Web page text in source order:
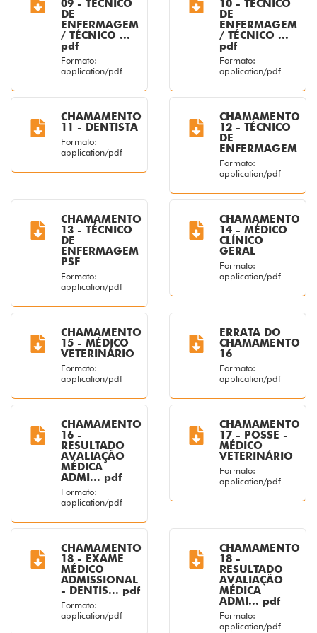
09 - TÉCNICO
DE
ENFERMAGEM
/ TÉCNICO ...
pdf
Formato:
application/pdf
10 - TÉCNICO
DE
ENFERMAGEM
/ TÉCNICO ...
pdf
Formato:
application/pdf
CHAMAMENTO
11 - DENTISTA
Formato:
application/pdf
CHAMAMENTO
12 - TÉCNICO
DE
ENFERMAGEM
Formato:
application/pdf
CHAMAMENTO
13 - TÉCNICO
DE
ENFERMAGEM
PSF
Formato:
application/pdf
CHAMAMENTO
14 - MÉDICO
CLÍNICO
GERAL
Formato:
application/pdf
CHAMAMENTO
15 - MÉDICO
VETERINÁRIO
Formato:
application/pdf
ERRATA DO
CHAMAMENTO
16
Formato:
application/pdf
CHAMAMENTO
16 -
RESULTADO
AVALIAÇÃO
MÉDICA
ADMI... pdf
Formato:
application/pdf
CHAMAMENTO
17 - POSSE -
MÉDICO
VETERINÁRIO
Formato:
application/pdf
CHAMAMENTO
18 - EXAME
MÉDICO
ADMISSIONAL
- DENTIS... pdf
Formato:
application/pdf
CHAMAMENTO
18 -
RESULTADO
AVALIAÇÃO
MÉDICA
ADMI... pdf
Formato:
application/pdf